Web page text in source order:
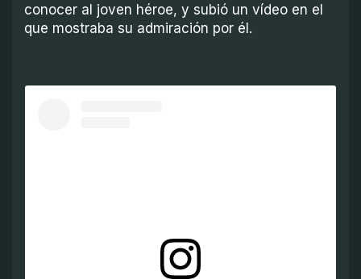
conocer al joven héroe, y subió un vídeo en el
que mostraba su admiración por él.